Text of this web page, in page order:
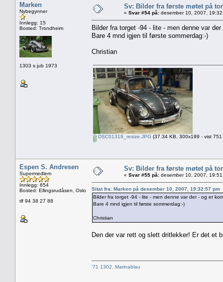
Marken
Nybegynner
Innlegg: 15
Bosted: Trondheim
1303 s jub 1973
Sv: Bilder fra første møtet på
« Svar #54 på: desember 10, 2007,
Bilder fra torget -94 - lite - men denne var
Bare 4 mnd igjen til første sommerdag:-)
Christian
DSC01319_resize.JPG (37.34 KB, 300x199 - vist 751
Espen S. Andresen
Supermedlem
Innlegg: 654
Bosted: Ellingsrudåsen, Oslo
tlf 94 38 27 88
Sv: Bilder fra første møtet på
« Svar #55 på: desember 10, 2007,
Sitat fra: Marken på desember 10, 2007, 19:32:57 pm
Bilder fra torget -94 - lite - men denne var der - og er
Bare 4 mnd igjen til første sommerdag:-)
Christian
Den der var rett og slett dritlekker! Er det et
'71 1302, Marinablau